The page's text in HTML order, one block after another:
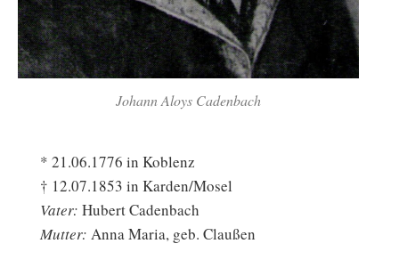
Johann Aloys Cadenbach
* 21.06.1776 in Koblenz
† 12.07.1853 in Karden/Mosel
Vater: Hubert Cadenbach
Mutter: Anna Maria, geb. Claußen